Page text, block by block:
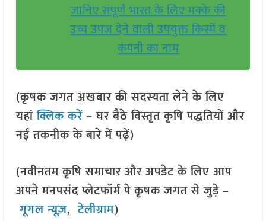
जानिए संपूर्ण भारत के लिए मक्के की
उच्च उपज देने वाली उपयुक्त किस्में व
कंपनी का नाम
(कृषक जगत अखबार की सदस्यता लेने के लिए
यहांक्लिक करें– घर बैठे विस्तृत कृषि पद्धतियों और
नई तकनीक के बारे में पढ़ें)
(नवीनतम कृषि समाचार और अपडेट के लिए आप
अपने मनपसंद प्लेटफॉर्म पे कृषक जगत से जुड़े –
गूगल न्यूज़,टेलीग्राम)